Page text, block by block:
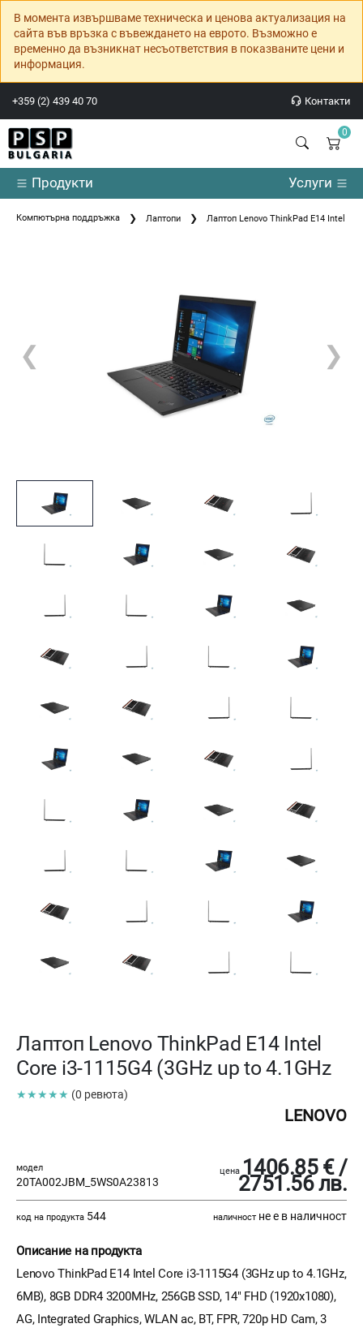
В момента извършваме техническа и ценова актуализация на
сайта във връзка с въвеждането на еврото. Възможно е
временно да възникнат несъответствия в показваните цени и
информация.
+359 (2) 439 40 70 Контакти
0
Продукти Услуги
Компютърна поддръжка Лаптопи Лаптоп Lenovo ThinkPad E14 Intel
❮ ❯
Лаптоп Lenovo ThinkPad E14 Intel
Core i3-1115G4 (3GHz up to 4.1GHz
★★★★★ (0 ревюта)
LENOVO
модел
20TA002JBM_5WS0A23813
цена 1406.85 € /
2751.56 лв.
код на продукта 544 наличност не е в наличност
Описание на продукта
Lenovo ThinkPad E14 Intel Core i3-1115G4 (3GHz up to 4.1GHz,
6MB), 8GB DDR4 3200MHz, 256GB SSD, 14" FHD (1920х1080),
AG, Integrated Graphics, WLAN ac, BT, FPR, 720p HD Cam, 3